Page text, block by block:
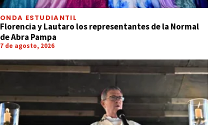
ONDA ESTUDIANTIL
Florencia y Lautaro los representantes de la Normal
de Abra Pampa
7 de agosto, 2026